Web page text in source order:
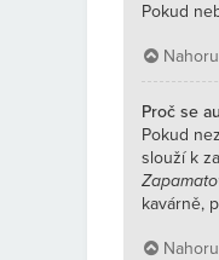
Pokud
Nahoru
Proč se
Pokud
slouží k
kavárně,
Nahoru